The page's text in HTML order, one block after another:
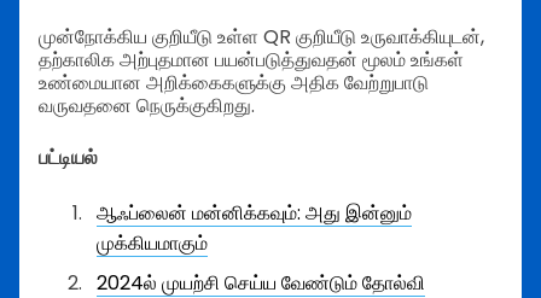
முன்நோக்கிய குறியீடு உள்ள QR குறியீடு உருவாக்கியுடன்,
தற்காலிக அற்புதமான பயன்படுத்துவதன் மூலம் உங்கள்
உண்மையான அறிக்கைகளுக்கு அதிக வேற்றுபாடு
வருவதனை நெருக்குகிறது.
பட்டியல்
ஆஃப்லைன் மன்னிக்கவும்: அது இன்னும்
முக்கியமாகும்
2024ல் முயற்சி செய்ய வேண்டும் தோல்வி